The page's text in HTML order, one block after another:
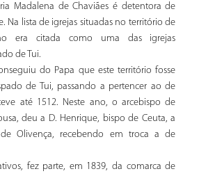
Madalena de Chaviães é detentora de
Na lista de igrejas situadas no território de
era citada como uma das igrejas
de Tui.
do Papa que este território fosse
de Tui, passando a pertencer ao de
até 1512. Neste ano, o arcebispo de
deu a D. Henrique, bispo de Ceuta, a
de Olivença, recebendo em troca a de
fez parte, em 1839, da comarca de